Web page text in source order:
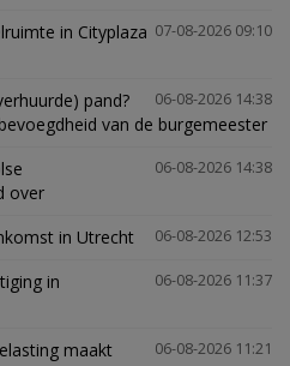
07-08-2026 09:10
in Cityplaza
06-08-2026 14:38
pand?
van de burgemeester
06-08-2026 14:38
over
06-08-2026 12:53
in Utrecht
06-08-2026 11:37
in
06-08-2026 11:21
maakt